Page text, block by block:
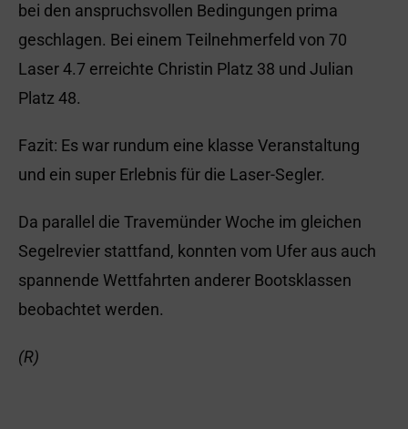
bei den anspruchsvollen Bedingungen prima
geschlagen. Bei einem Teilnehmerfeld von 70
Laser 4.7 erreichte Christin Platz 38 und Julian
Platz 48.
Fazit: Es war rundum eine klasse Veranstaltung
und ein super Erlebnis für die Laser-Segler.
Da parallel die Travemünder Woche im gleichen
Segelrevier stattfand, konnten vom Ufer aus auch
spannende Wettfahrten anderer Bootsklassen
beobachtet werden.
(R)